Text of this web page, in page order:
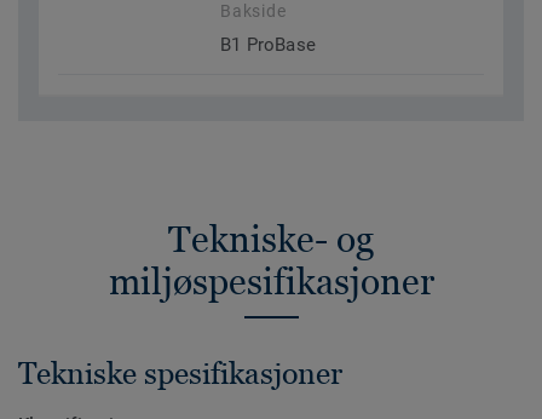
Bakside
B1 ProBase
Tekniske- og
miljøspesifikasjoner
Tekniske spesifikasjoner